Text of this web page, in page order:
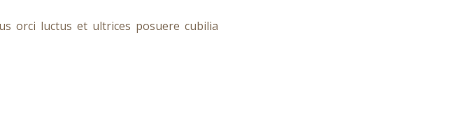
orci luctus et ultrices posuere cubilia